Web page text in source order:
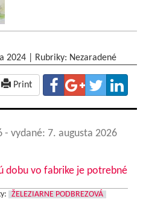
2024 Rubriky: Nezaradené
Print
- vydané: 7. augusta 2026
dobu vo fabrike je potrebné
ŽELEZIARNE PODBREZOVÁ